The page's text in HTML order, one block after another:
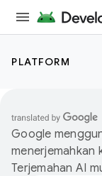
PLATFORM
Google
menerjemahkan
Terjemahan AI